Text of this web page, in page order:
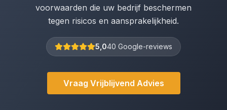
voorwaarden die uw bedrijf beschermen
tegen risicos en aansprakelijkheid.
5,040 Google-reviews
Vraag Vrijblijvend Advies